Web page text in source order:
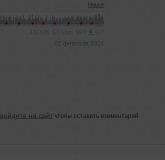
House
02 февраля 2024
войдите на сайтчтобы оставить комментарий